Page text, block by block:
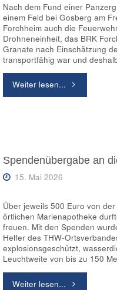
Nach dem Fund einer
einem Feld bei Gosberg am
Forchheim auch die
Drohneneinheit, das BRK
Granate nach Einschätzung
transportfähig war und
Weiter lesen..."Einsatz
Spendenübergabe an
15. Mai 2026
Über jeweils 500 Euro von
örtlichen Marienapotheke
freuen. Mit den Spenden
Helfer des THW-
explosionsgeschützt,
Leuchtweite von bis zu 150
Weiter lesen...